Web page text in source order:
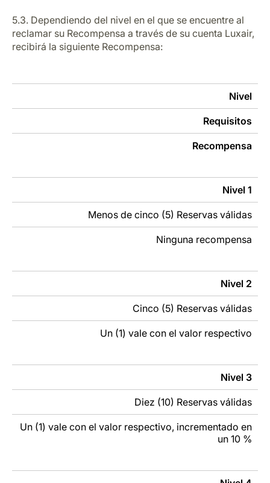
5.3. Dependiendo del nivel en el que se encuentre al
reclamar su Recompensa a través de su cuenta Luxair,
recibirá la siguiente Recompensa:
Nivel
Requisitos
Recompensa
Nivel 1
Menos de cinco (5) Reservas válidas
Ninguna recompensa
Nivel 2
Cinco (5) Reservas válidas
Un (1) vale con el valor respectivo
Nivel 3
Diez (10) Reservas válidas
Un (1) vale con el valor respectivo, incrementado en
un 10 %